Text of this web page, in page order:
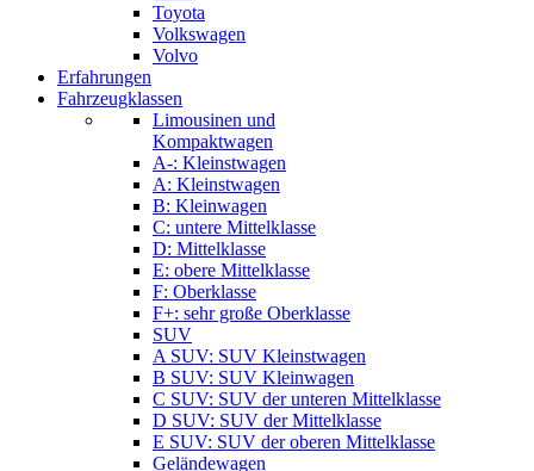
Toyota
Volkswagen
Volvo
Erfahrungen
Fahrzeugklassen
Limousinen und
Kompaktwagen
A-: Kleinstwagen
A: Kleinstwagen
B: Kleinwagen
C: untere Mittelklasse
D: Mittelklasse
E: obere Mittelklasse
F: Oberklasse
F+: sehr große Oberklasse
SUV
A SUV: SUV Kleinstwagen
B SUV: SUV Kleinwagen
C SUV: SUV der unteren Mittelklasse
D SUV: SUV der Mittelklasse
E SUV: SUV der oberen Mittelklasse
Geländewagen